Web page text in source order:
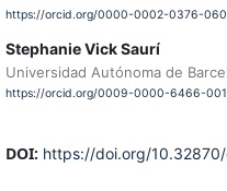
https://orcid.org/0000-0002-0376-
Stephanie Vick Saurí
Universidad Autónoma de
https://orcid.org/0009-0000-6466-
DOI: https://doi.org/